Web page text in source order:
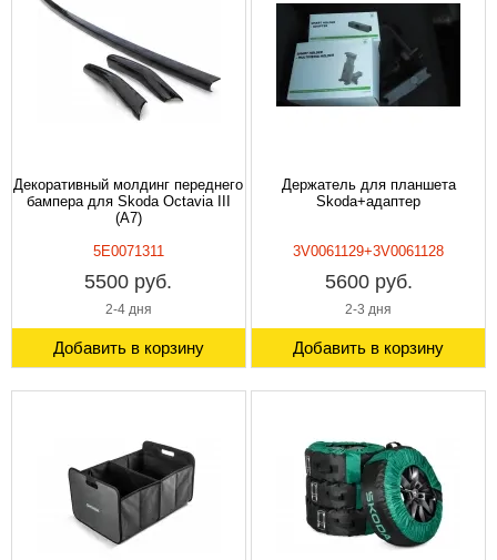
Декоративный молдинг переднего
бампера для Skoda Octavia III
(A7)
5E0071311
5500 руб.
2-4 дня
Добавить в корзину
Держатель для планшета
Skoda+адаптер
3V0061129+3V0061128
5600 руб.
2-3 дня
Добавить в корзину